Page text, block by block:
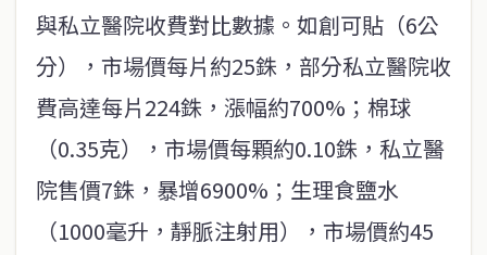
與私立醫院收費對比數據。如創可貼（6公
分），市場價每片約25銖，部分私立醫院收
費高達每片224銖，漲幅約700%；棉球
（0.35克），市場價每顆約0.10銖，私立醫
院售價7銖，暴增6900%；生理食鹽水
（1000毫升，靜脈注射用），市場價約45